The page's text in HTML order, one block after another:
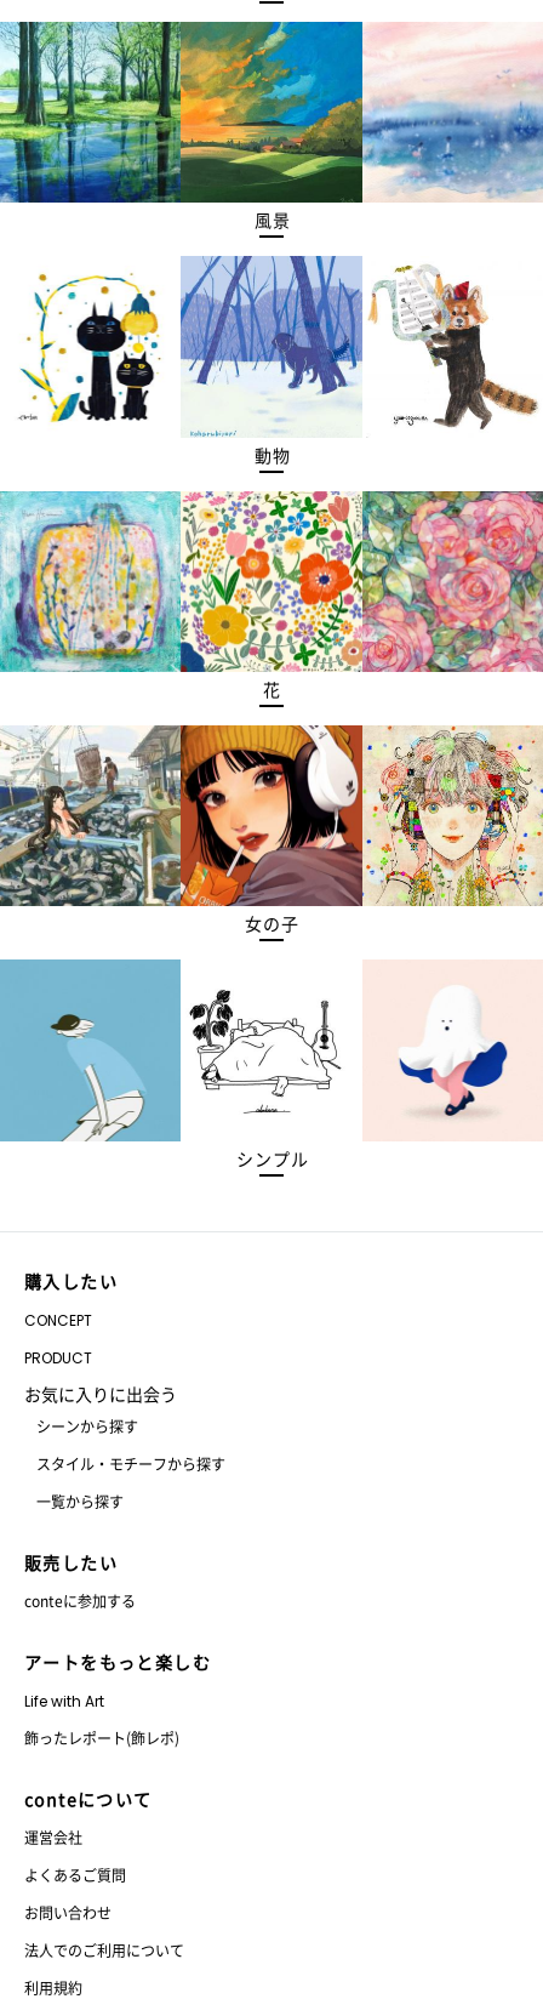
風景
動物
花
女の子
シンプル
購入したい
CONCEPT
PRODUCT
お気に入りに出会う
シーンから探す
スタイル・モチーフから探す
一覧から探す
販売したい
conteに参加する
アートをもっと楽しむ
Life with Art
飾ったレポート(飾レポ)
conteについて
運営会社
よくあるご質問
お問い合わせ
法人でのご利用について
利用規約